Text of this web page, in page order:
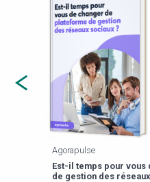
Agorapulse
Est-il temps pour
de gestion des